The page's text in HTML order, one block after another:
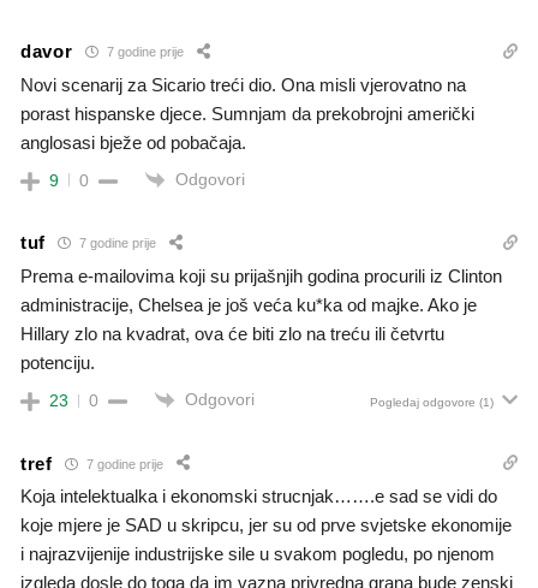
davor 7 godine prije
Novi scenarij za Sicario treći dio. Ona misli vjerovatno na
porast hispanske djece. Sumnjam da prekobrojni američki
anglosasi bježe od pobačaja.
9 0 Odgovori
tuf 7 godine prije
Prema e-mailovima koji su prijašnjih godina procurili iz Clinton
administracije, Chelsea je još veća ku*ka od majke. Ako je
Hillary zlo na kvadrat, ova će biti zlo na treću ili četvrtu
potenciju.
23 0 Odgovori Pogledaj odgovore (1)
tref 7 godine prije
Koja intelektualka i ekonomski strucnjak…….e sad se vidi do
koje mjere je SAD u skripcu, jer su od prve svjetske ekonomije
i najrazvijenije industrijske sile u svakom pogledu, po njenom
izgleda dosle do toga da im vazna privredna grana bude zenski